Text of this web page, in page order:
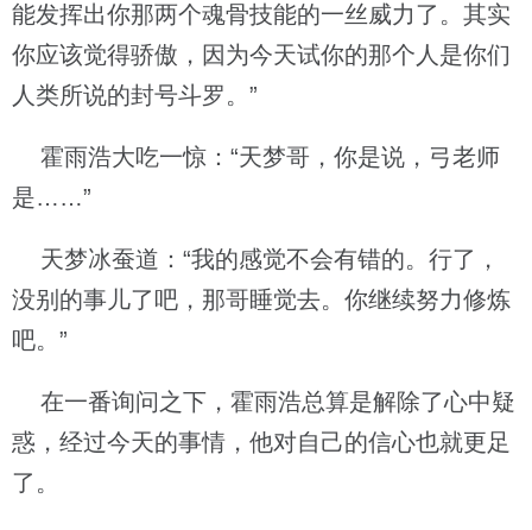
能发挥出你那两个魂骨技能的一丝威力了。其实
你应该觉得骄傲，因为今天试你的那个人是你们
人类所说的封号斗罗。”
霍雨浩大吃一惊：“天梦哥，你是说，弓老师
是……”
天梦冰蚕道：“我的感觉不会有错的。行了，
没别的事儿了吧，那哥睡觉去。你继续努力修炼
吧。”
在一番询问之下，霍雨浩总算是解除了心中疑
惑，经过今天的事情，他对自己的信心也就更足
了。